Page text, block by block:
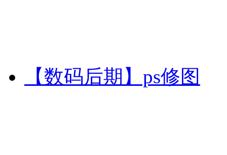
【数码后期】ps修图